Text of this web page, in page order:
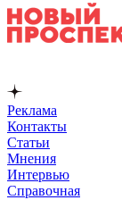
Реклама
Контакты
Статьи
Мнения
Интервью
Справочная